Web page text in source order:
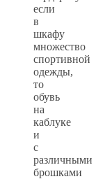
если
в
шкафу
множество
спортивной
одежды,
то
обувь
на
каблуке
и
с
различными
брошками